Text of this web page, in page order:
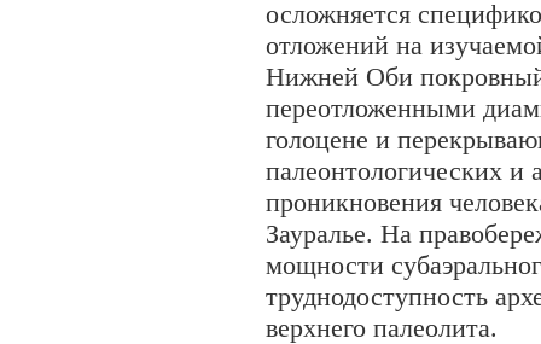
осложняется
отложений на
Нижней Оби
переотложенными
голоцене и
палеонтологических и
проникновения
Зауралье. На
мощности
труднодоступность
верхнего палеолита.